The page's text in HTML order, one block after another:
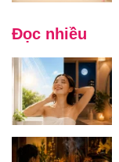
Đọc nhiều